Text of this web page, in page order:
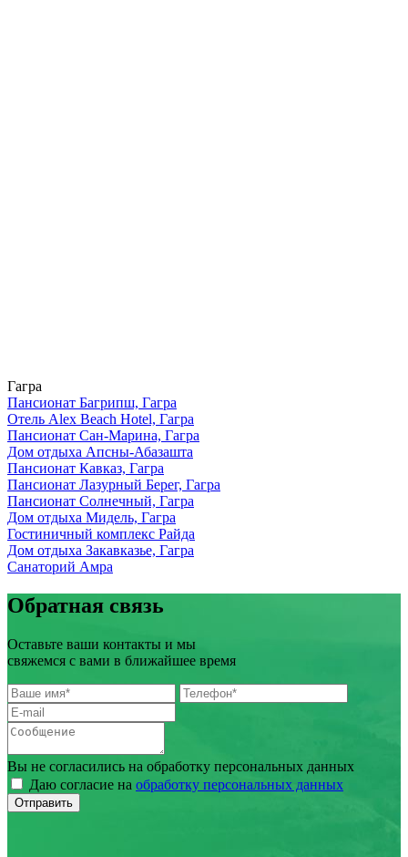
Гагра
Пансионат Багрипш, Гагра
Отель Alex Beach Hotel, Гагра
Пансионат Сан-Марина, Гагра
Дом отдыха Апсны-Абазашта
Пансионат Кавказ, Гагра
Пансионат Лазурный Берег, Гагра
Пансионат Солнечный, Гагра
Дом отдыха Мидель, Гагра
Гостиничный комплекс Райда
Дом отдыха Закавказье, Гагра
Санаторий Амра
Обратная связь
Оставьте ваши контакты и мы
свяжемся с вами в ближайшее время
Вы не согласились на обработку персональных данных
Даю согласие на обработку персональных данных
Отправить